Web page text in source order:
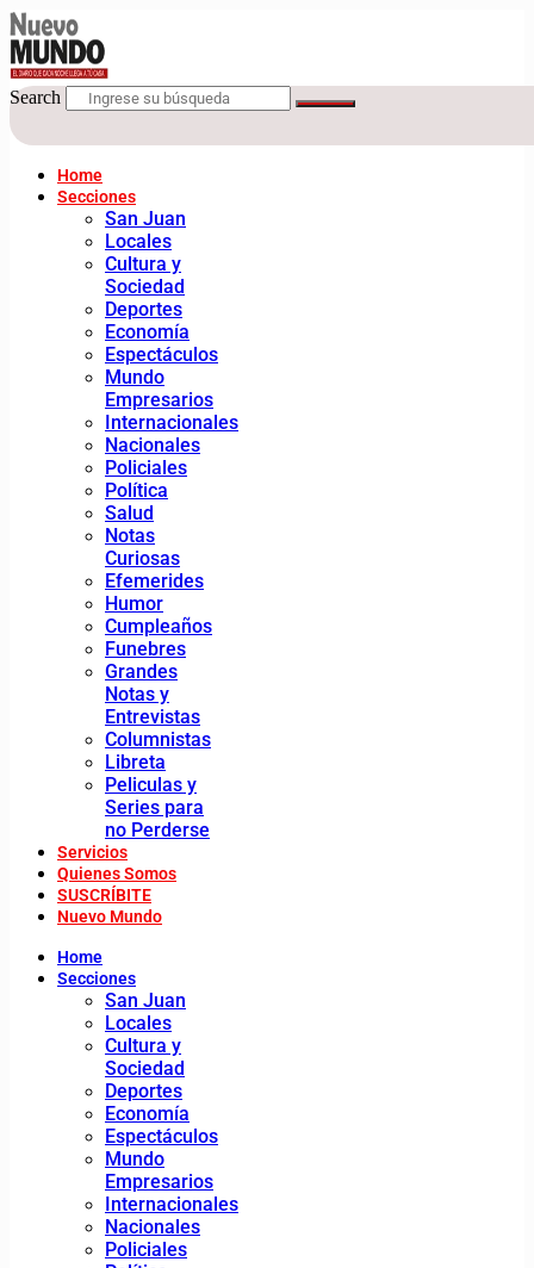
Search
Home
Secciones
San Juan
Locales
Cultura y
Sociedad
Deportes
Economía
Espectáculos
Mundo
Empresarios
Internacionales
Nacionales
Policiales
Política
Salud
Notas
Curiosas
Efemerides
Humor
Cumpleaños
Funebres
Grandes
Notas y
Entrevistas
Columnistas
Libreta
Peliculas y
Series para
no Perderse
Servicios
Quienes Somos
SUSCRÍBITE
Nuevo Mundo
Home
Secciones
San Juan
Locales
Cultura y
Sociedad
Deportes
Economía
Espectáculos
Mundo
Empresarios
Internacionales
Nacionales
Policiales